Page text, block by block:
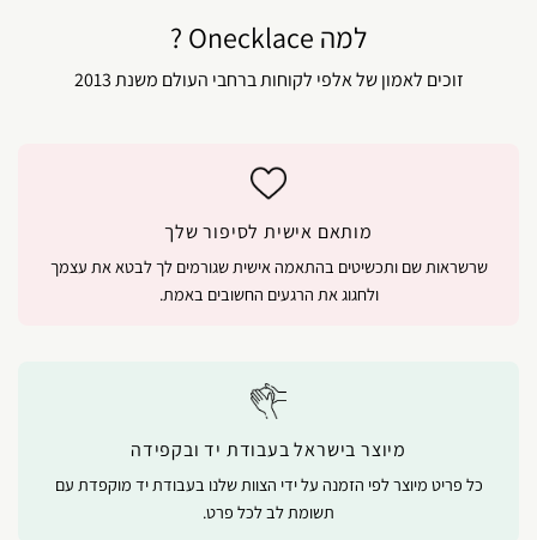
למה Onecklace ?
זוכים לאמון של אלפי לקוחות ברחבי העולם משנת 2013
מותאם אישית לסיפור שלך
שרשראות שם ותכשיטים בהתאמה אישית שגורמים לך לבטא את עצמך
ולחגוג את הרגעים החשובים באמת.
מיוצר בישראל בעבודת יד ובקפידה
כל פריט מיוצר לפי הזמנה על ידי הצוות שלנו בעבודת יד מוקפדת עם
תשומת לב לכל פרט.